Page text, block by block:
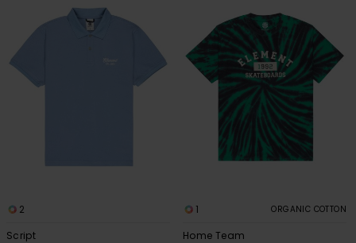
2
Script
1 ORGANIC COTTON
Home Team